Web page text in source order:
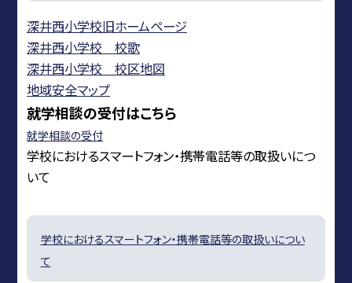
深井西小学校旧ホームページ
深井西小学校 校歌
深井西小学校 校区地図
地域安全マップ
就学相談の受付はこちら
就学相談の受付
学校におけるスマートフォン・携帯電話等の取扱いにつ
いて
学校におけるスマートフォン・携帯電話等の取扱いについ
て